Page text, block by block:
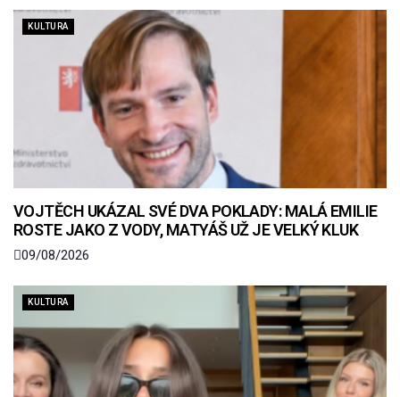
KULTURA
VOJTĚCH UKÁZAL SVÉ DVA POKLADY: MALÁ EMILIE
ROSTE JAKO Z VODY, MATYÁŠ UŽ JE VELKÝ KLUK
09/08/2026
KULTURA